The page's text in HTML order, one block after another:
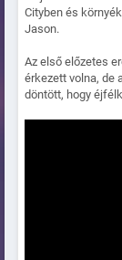
Cityben és
Jason.
Az első előzetes
érkezett volna, de
döntött, hogy